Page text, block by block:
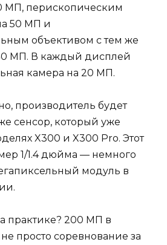
МП, перископическим
50 МП и
объективом с тем же
МП. В каждый дисплей
камера на 20 МП.
производитель будет
сенсор, который уже
X300 и X300 Pro. Этот
1/1.4 дюйма — немного
модуль в
практике? 200 МП в
просто соревнование за